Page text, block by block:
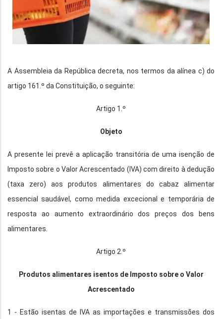
A Assembleia da República decreta, nos termos da alínea c) do
artigo 161.º da Constituição, o seguinte:
Artigo 1.º
Objeto
A presente lei prevê a aplicação transitória de uma isenção de
Imposto sobre o Valor Acrescentado (IVA) com direito à dedução
(taxa zero) aos produtos alimentares do cabaz alimentar
essencial saudável, como medida excecional e temporária de
resposta ao aumento extraordinário dos preços dos bens
alimentares.
Artigo 2.º
Produtos alimentares isentos de Imposto sobre o Valor
Acrescentado
1 - Estão isentas de IVA as importações e transmissões dos